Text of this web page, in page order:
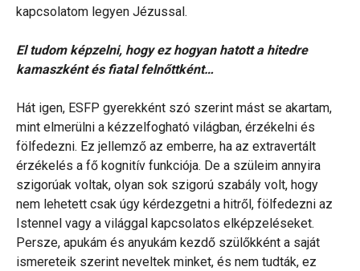
kapcsolatom legyen Jézussal.
El tudom képzelni, hogy ez hogyan hatott a hitedre
kamaszként és fiatal felnőttként…
Hát igen, ESFP gyerekként szó szerint mást se akartam,
mint elmerülni a kézzelfogható világban, érzékelni és
fölfedezni. Ez jellemző az emberre, ha az extravertált
érzékelés a fő kognitív funkciója. De a szüleim annyira
szigorúak voltak, olyan sok szigorú szabály volt, hogy
nem lehetett csak úgy kérdezgetni a hitről, fölfedezni az
Istennel vagy a világgal kapcsolatos elképzeléseket.
Persze, apukám és anyukám kezdő szülőkként a saját
ismereteik szerint neveltek minket, és nem tudták, ez